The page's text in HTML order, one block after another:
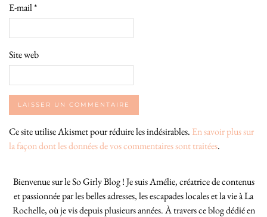
E-mail*
Site web
Ce site utilise Akismet pour réduire les indésirables. En savoir plus sur
la façon dont les données de vos commentaires sont traitées.
Bienvenue sur le So Girly Blog ! Je suis Amélie, créatrice de contenus
et passionnée par les belles adresses, les escapades locales et la vie à La
Rochelle, où je vis depuis plusieurs années. À travers ce blog dédié en